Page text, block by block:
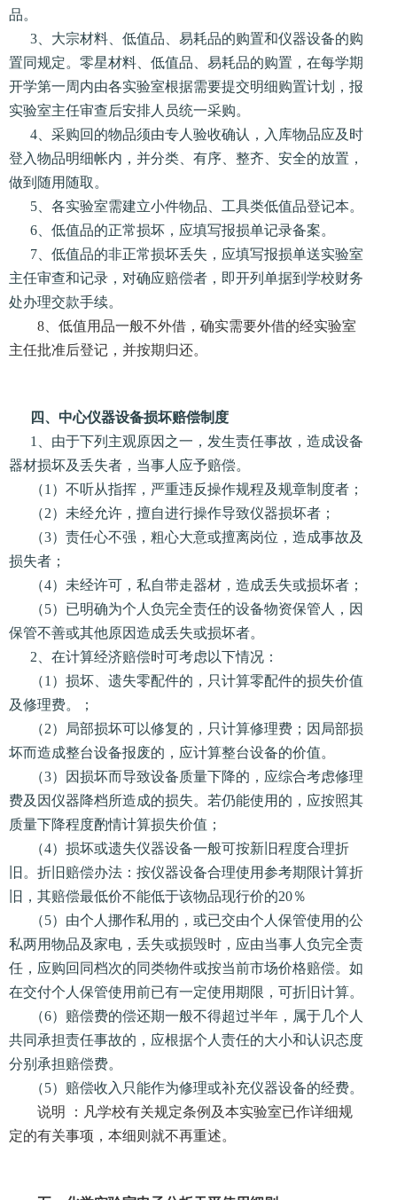
品。
3、大宗材料、低值品、易耗品的购置和仪器设备的购
置同规定。零星材料、低值品、易耗品的购置，在每学期
开学第一周内由各实验室根据需要提交明细购置计划，报
实验室主任审查后安排人员统一采购。
4、采购回的物品须由专人验收确认，入库物品应及时
登入物品明细帐内，并分类、有序、整齐、安全的放置，
做到随用随取。
5、各实验室需建立小件物品、工具类低值品登记本。
6、低值品的正常损坏，应填写报损单记录备案。
7、低值品的非正常损坏丢失，应填写报损单送实验室
主任审查和记录，对确应赔偿者，即开列单据到学校财务
处办理交款手续。
8、低值用品一般不外借，确实需要外借的经实验室
主任批准后登记，并按期归还。
四、中心仪器设备损坏赔偿制度
1、由于下列主观原因之一，发生责任事故，造成设备
器材损坏及丢失者，当事人应予赔偿。
（1）不听从指挥，严重违反操作规程及规章制度者；
（2）未经允许，擅自进行操作导致仪器损坏者；
（3）责任心不强，粗心大意或擅离岗位，造成事故及
损失者；
（4）未经许可，私自带走器材，造成丢失或损坏者；
（5）已明确为个人负完全责任的设备物资保管人，因
保管不善或其他原因造成丢失或损坏者。
2、在计算经济赔偿时可考虑以下情况：
（1）损坏、遗失零配件的，只计算零配件的损失价值
及修理费。；
（2）局部损坏可以修复的，只计算修理费；因局部损
坏而造成整台设备报废的，应计算整台设备的价值。
（3）因损坏而导致设备质量下降的，应综合考虑修理
费及因仪器降档所造成的损失。若仍能使用的，应按照其
质量下降程度酌情计算损失价值；
（4）损坏或遗失仪器设备一般可按新旧程度合理折
旧。折旧赔偿办法：按仪器设备合理使用参考期限计算折
旧，其赔偿最低价不能低于该物品现行价的20％
（5）由个人挪作私用的，或已交由个人保管使用的公
私两用物品及家电，丢失或损毁时，应由当事人负完全责
任，应购回同档次的同类物件或按当前市场价格赔偿。如
在交付个人保管使用前已有一定使用期限，可折旧计算。
（6）赔偿费的偿还期一般不得超过半年，属于几个人
共同承担责任事故的，应根据个人责任的大小和认识态度
分别承担赔偿费。
（5）赔偿收入只能作为修理或补充仪器设备的经费。
说明 ：凡学校有关规定条例及本实验室已作详细规
定的有关事项，本细则就不再重述。